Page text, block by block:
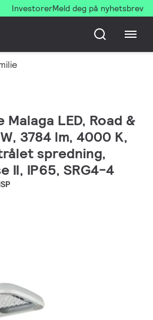
InvestorerMeld deg på nyhetsbrev
LED, Road &
3784 lm, 4000 K,
spredning,
II, IP65, SRG4-4